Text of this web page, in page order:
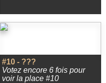
#10 - ???
Votez encore 6 fois pour
voir la place #10